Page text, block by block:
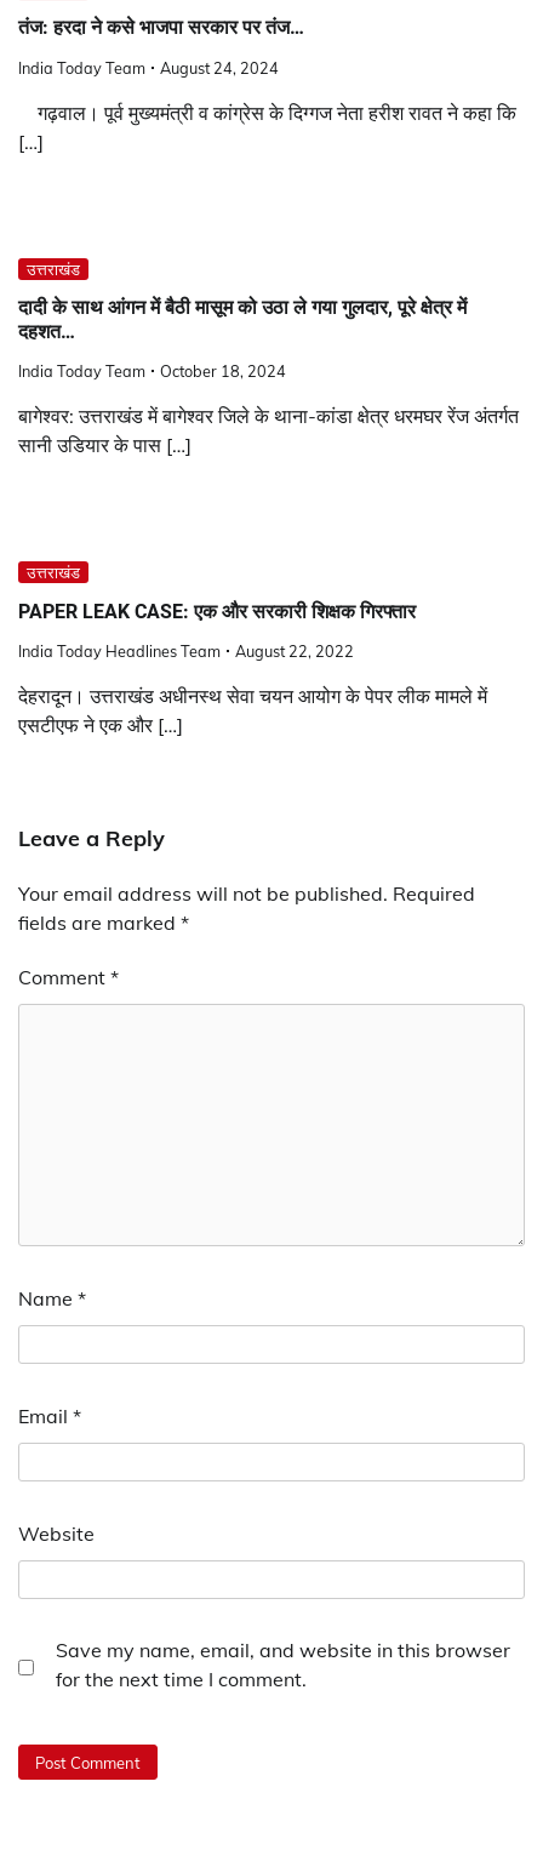
तंज: हरदा ने कसे भाजपा सरकार पर तंज…
India Today Team August 24, 2024
गढ़वाल। पूर्व मुख्यमंत्री व कांग्रेस के दिग्गज नेता हरीश रावत ने कहा कि
[…]
उत्तराखंड
दादी के साथ आंगन में बैठी मासूम को उठा ले गया गुलदार, पूरे क्षेत्र में
दहशत…
India Today Team October 18, 2024
बागेश्वर: उत्तराखंड में बागेश्वर जिले के थाना-कांडा क्षेत्र धरमघर रेंज अंतर्गत
सानी उडियार के पास […]
उत्तराखंड
PAPER LEAK CASE: एक और सरकारी शिक्षक गिरफ्तार
India Today Headlines Team August 22, 2022
देहरादून। उत्तराखंड अधीनस्थ सेवा चयन आयोग के पेपर लीक मामले में
एसटीएफ ने एक और […]
Leave a Reply
Your email address will not be published. Required
fields are marked *
Comment *
Name *
Email *
Website
Save my name, email, and website in this browser
for the next time I comment.